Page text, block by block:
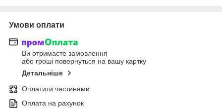
Умови оплати
Ви отримаєте замовлення
або гроші повернуться на вашу картку
Детальніше
Оплатити частинами
Оплата на рахунок